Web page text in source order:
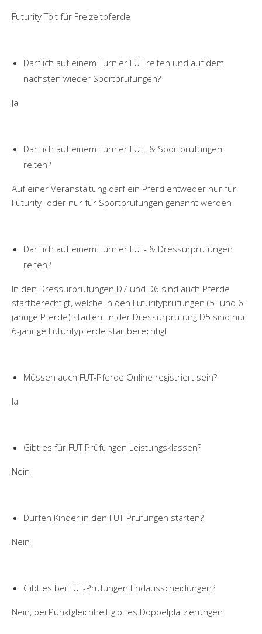
Futurity Tölt für Freizeitpferde
Darf ich auf einem Turnier FUT reiten und auf dem
nächsten wieder Sportprüfungen?
Ja
Darf ich auf einem Turnier FUT- & Sportprüfungen
reiten?
Auf einer Veranstaltung darf ein Pferd entweder nur für
Futurity- oder nur für Sportprüfungen genannt werden
Darf ich auf einem Turnier FUT- & Dressurprüfungen
reiten?
In den Dressurprüfungen D7 und D6 sind auch Pferde
startberechtigt, welche in den Futurityprüfungen (5- und 6-
jährige Pferde) starten. In der Dressurprüfung D5 sind nur
6-jährige Futuritypferde startberechtigt
Müssen auch FUT-Pferde Online registriert sein?
Ja
Gibt es für FUT Prüfungen Leistungsklassen?
Nein
Dürfen Kinder in den FUT-Prüfungen starten?
Nein
Gibt es bei FUT-Prüfungen Endausscheidungen?
Nein, bei Punktgleichheit gibt es Doppelplatzierungen